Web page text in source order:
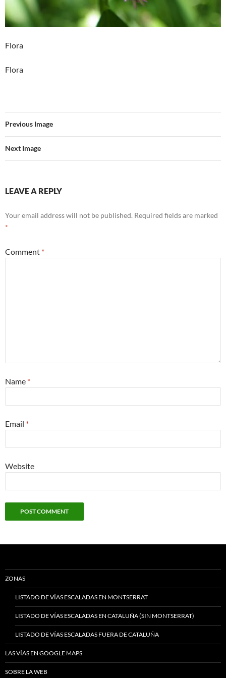
Flora
Flora
Previous Image
Next Image
LEAVE A REPLY
Your email address will not be published. Required fields are marked
*
Comment *
Name *
Email *
Website
ZONAS
LISTADO DE VÍAS ESCALADAS EN MONTSERRAT
LISTADO DE VÍAS ESCALADAS EN CATALUÑA (SIN MONTSERRAT)
LISTADO DE VÍAS ESCALADAS FUERA DE CATALUÑA
LAS VÍAS EN GOOGLE MAPS
SOBRE LA WEB